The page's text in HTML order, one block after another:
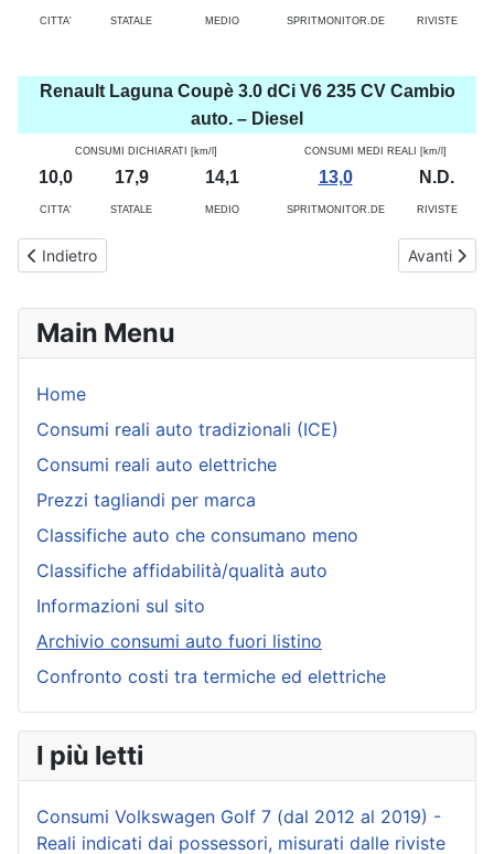
Main Menu
Home
Consumi reali auto tradizionali (ICE)
Consumi reali auto elettriche
Prezzi tagliandi per marca
Classifiche auto che consumano meno
Classifiche affidabilità/qualità auto
Informazioni sul sito
Archivio consumi auto fuori listino
Confronto costi tra termiche ed elettriche
I più letti
Consumi Volkswagen Golf 7 (dal 2012 al 2019) -
Reali indicati dai possessori, misurati dalle riviste
CITTA' STATALE MEDIO SPRITMONITOR.DE RIVISTE
Renault Laguna Coupè 3.0 dCi V6 235 CV Cambio
auto. – Diesel
CONSUMI DICHIARATI [km/l] CONSUMI MEDI REALI [km/l]
10,0 17,9 14,1 13,0 N.D.
CITTA' STATALE MEDIO SPRITMONITOR.DE RIVISTE
Articolo precedente: Consumi Renault Twingo (dal 2007 al
Indietro Articolo
Avanti